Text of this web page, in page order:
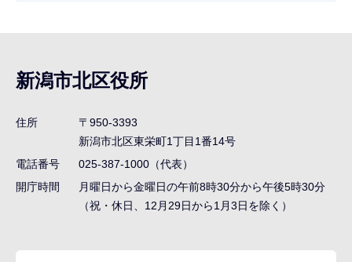
ナ
ゲ
シ
ョ
新潟市北区役所
住所
〒950-3393
新潟市北区東栄町1丁目1番14号
電話番号
025-387-1000（代表）
開庁時間
月曜日から金曜日の午前8時30分から午後5時30分
（祝・休日、12月29日から1月3日を除く）